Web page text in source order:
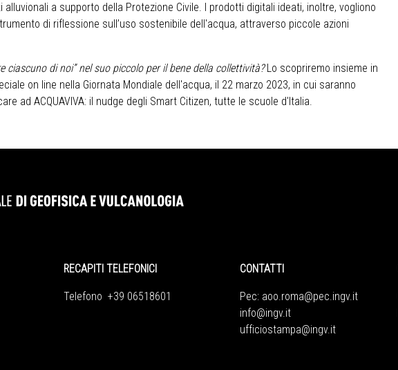
alluvionali a supporto della Protezione Civile. I prodotti digitali ideati, inoltre, vogliono
di riflessione sull’uso sostenibile dell'acqua, attraverso piccole azioni
ciascuno di noi” nel suo piccolo per il bene della collettività?Lo scopriremo insieme in
on line nella Giornata Mondiale dell'acqua, il 22 marzo 2023, in cui saranno
ad ACQUAVIVA: il nudge degli Smart Citizen, tutte le scuole d'Italia.
RECAPITI TELEFONICI
Telefono +39 06518601
CONTATTI
Pec: aoo.roma@pec.ingv.it
info@ingv.it
ufficiostampa@ingv.it